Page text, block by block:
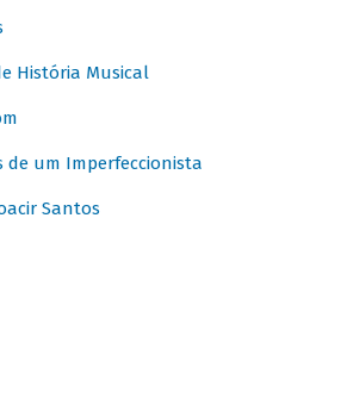
História Musical
de um Imperfeccionista
Santos